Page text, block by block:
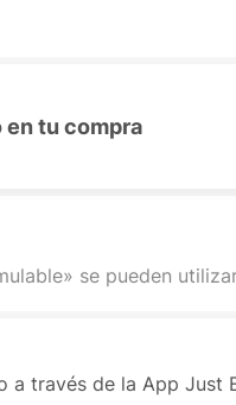
en tu compra
se pueden
a través de la App Just